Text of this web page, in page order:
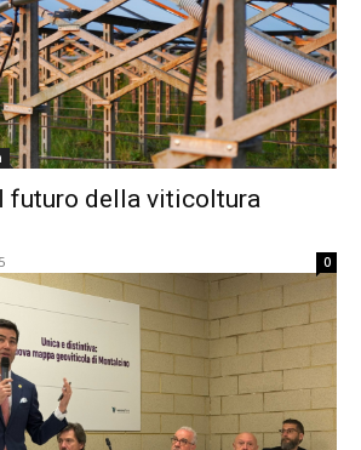
futuro della viticoltura
0